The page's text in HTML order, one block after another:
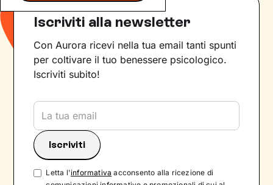
Iscriviti alla newsletter
Con Aurora ricevi nella tua email tanti spunti
per coltivare il tuo benessere psicologico.
Iscriviti subito!
Letta l'informativa acconsento alla ricezione di